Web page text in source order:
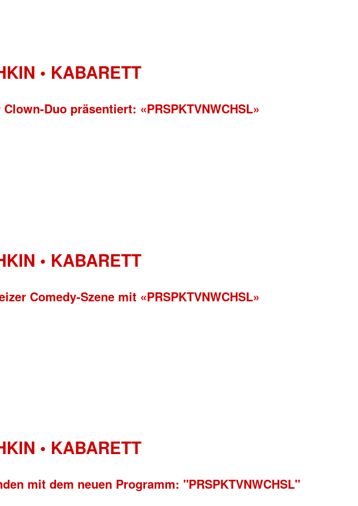
• KABARETT
Duo präsentiert: «PRSPKTVNWCHSL»
• KABARETT
Comedy-Szene mit «PRSPKTVNWCHSL»
• KABARETT
mit dem neuen Programm: "PRSPKTVNWCHSL"